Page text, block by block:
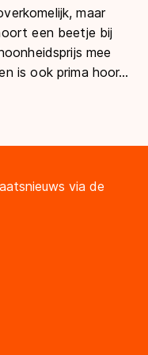
maar
een beetje bij
mee
is ook prima hoor…
via de